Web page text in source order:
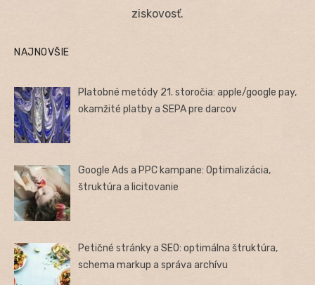
ziskovosť.
NAJNOVŠIE
Platobné metódy 21. storočia: apple/google pay,
okamžité platby a SEPA pre darcov
Google Ads a PPC kampane: Optimalizácia,
štruktúra a licitovanie
Petičné stránky a SEO: optimálna štruktúra,
schema markup a správa archívu